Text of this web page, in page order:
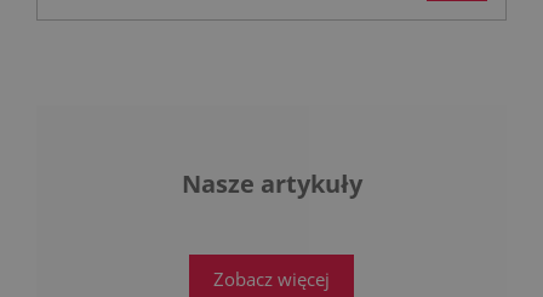
Nasze artykuły
Zobacz więcej